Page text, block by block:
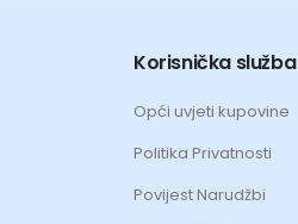
Korisnička služba
Opći uvjeti kupovine
Politika Privatnosti
Povijest Narudžbi